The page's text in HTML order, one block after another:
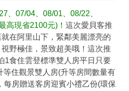
、07/04、08/01、08/22、
高現省2100元)！ 這次愛貝客推
在阿里山下，緊鄰美麗漂亮的
野極佳，景致超美哦！這次推
1食住雲登標準雙人房平日只要
等住觀景雙人房(升等房間數量有
每房贈送客房迎賓小禮乙份(環保